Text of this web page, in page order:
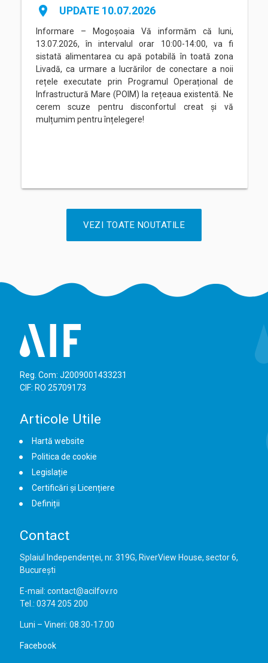
place UPDATE 10.07.2026
Informare – Mogoșoaia Vă informăm că luni,
13.07.2026, în intervalul orar 10:00-14:00, va fi
sistată alimentarea cu apă potabilă în toată zona
Livadă, ca urmare a lucrărilor de conectare a noii
rețele executate prin Programul Operațional de
Infrastructură Mare (POIM) la rețeaua existentă. Ne
cerem scuze pentru disconfortul creat și vă
mulțumim pentru înțelegere!
VEZI TOATE NOUTATILE
Reg. Com: J2009001433231
CIF: RO 25709173
Articole Utile
Hartă website
Politica de cookie
Legislație
Certificări și Licențiere
Definiții
Contact
Splaiul Independenței, nr. 319G, RiverView House, sector 6,
București
E-mail: contact@acilfov.ro
Tel.: 0374 205 200
Luni – Vineri: 08.30-17.00
Facebook